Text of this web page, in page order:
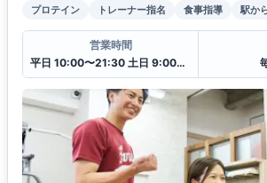
プロテイン
トレーナー指名 食事指導 駅か
営業時間
平日 10:00〜21:30 土日 9:00〜18:15